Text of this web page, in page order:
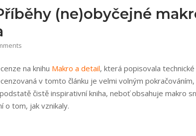
(ne)obyčejné
na knihu Makro a detail, která popisovala technické
v tomto článku je velmi volným
čistě inspirativní kniha, neboť obsahuje makro
o tom, jak vznikaly.